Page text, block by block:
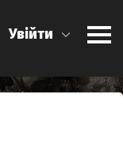
Увійти